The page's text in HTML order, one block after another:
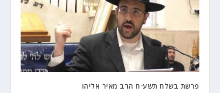
פרשת בשלח תשע״ח הרב מאיר אליהו